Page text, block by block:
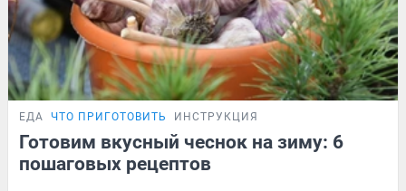
ЕДА ЧТО ПРИГОТОВИТЬ ИНСТРУКЦИЯ
Готовим вкусный чеснок на зиму: 6
пошаговых рецептов